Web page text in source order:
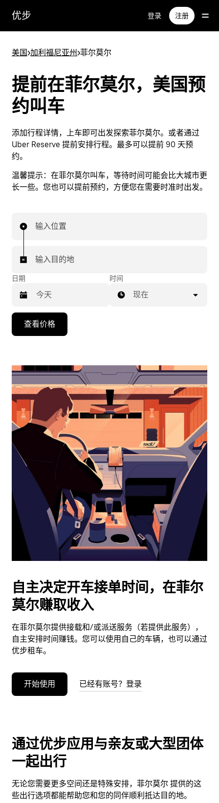
优步 登录 注册
美国>加利福尼亚州>菲尔莫尔
提前在菲尔莫尔，美国预
约叫车
添加行程详情，上车即可出发探索菲尔莫尔。或者通过
Uber Reserve 提前安排行程。最多可以提前 90 天预
约。
温馨提示： 在菲尔莫尔叫车，等待时间可能会比大城市更
长一些。您也可以提前预约，方便您在需要时准时出发。
输入位置
输入目的地
日期
向
头
浏
日
并
期。
按
退
闭
日
历。
时间
现在
查看价格
自主决定开车接单时间，在菲尔
莫尔赚取收入
在菲尔莫尔提供接载和/或派送服务（若提供此服务），
自主安排时间赚钱。您可以使用自己的车辆，也可以通过
优步租车。
开始使用 已经有账号？登录
通过优步应用与亲友或大型团体
一起出行
无论您需要更多空间还是特殊安排，菲尔莫尔 提供的这
些出行选项都能帮助您和您的同伴顺利抵达目的地。